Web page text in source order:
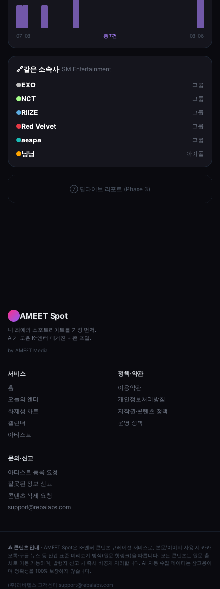
07-08 총7건 08-06
🔗같은 소속사· SM Entertainment
EXO 그룹
NCT 그룹
RIIZE 그룹
Red Velvet 그룹
aespa 그룹
닝닝 아이돌
⑦ 딥다이브 리포트 (Phase 3)
AMEET Spot
내 최애의 스포트라이트를 가장 먼저.
AI가 모은 K-엔터 매거진 + 팬 포털.
by AMEET Media
서비스
홈
오늘의 엔터
화제성 차트
캘린더
아티스트
정책·약관
이용약관
개인정보처리방침
저작권·콘텐츠 정책
운영 정책
문의·신고
아티스트 등록 요청
잘못된 정보 신고
콘텐츠 삭제 요청
support@rebalabs.com
⚠ 콘텐츠 안내 · AMEET Spot은 K-엔터 콘텐츠 큐레이션 서비스로, 본문/이미지 사용 시 카카
오톡·구글 뉴스 등 산업 표준 미리보기 방식(원문 핫링크)을 따릅니다. 모든 콘텐츠는 원문 출
처로 이동 가능하며, 발행자 신고 시 즉시 비공개 처리합니다. AI 자동 수집 데이터는 참고용이
며 정확성을 100% 보장하지 않습니다.
(주)리바랩스· 고객센터 support@rebalabs.com